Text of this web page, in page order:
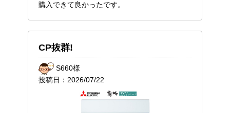
購入できて良かったです。
CP抜群!
S660様
投稿日： 2026/07/22